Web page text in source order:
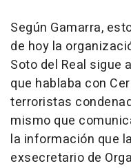
Según Gamarra,
de hoy la
Soto del Real sigue
que hablaba con
terroristas
mismo que
la información que
exsecretario de